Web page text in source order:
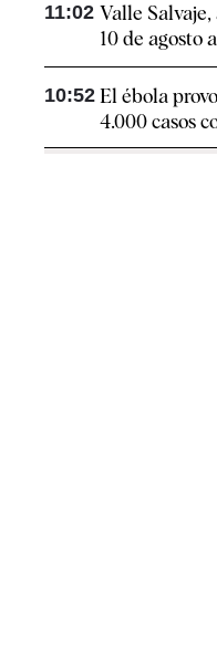
11:02 Valle
10 de agosto
10:52 El ébola
4.000 casos